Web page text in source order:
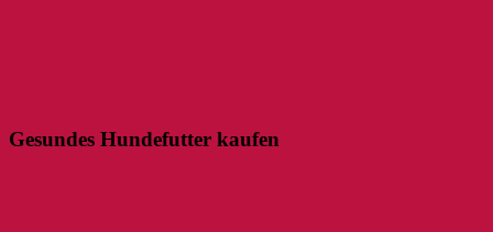
Gesundes Hundefutter kaufen